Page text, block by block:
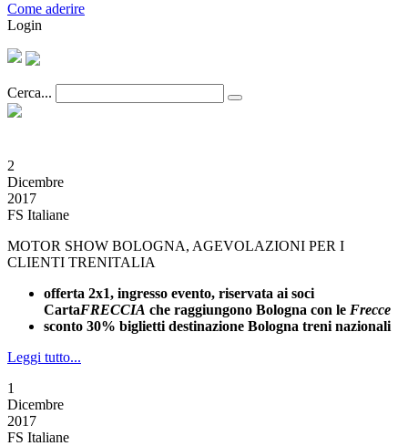
Come aderire
Login
Cerca...
2
Dicembre
2017
FS Italiane
MOTOR SHOW BOLOGNA, AGEVOLAZIONI PER I
CLIENTI TRENITALIA
offerta 2x1, ingresso evento, riservata ai soci
CartaFRECCIA che raggiungono Bologna con le Frecce
sconto 30% biglietti destinazione Bologna treni nazionali
Leggi tutto...
1
Dicembre
2017
FS Italiane